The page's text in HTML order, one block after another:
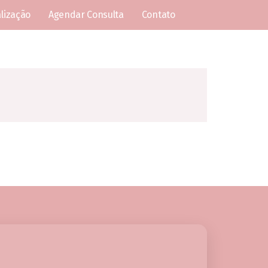
Agendar Consulta Contato